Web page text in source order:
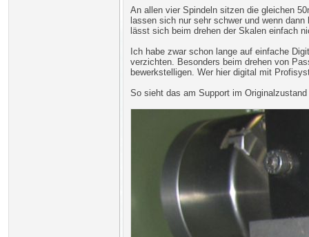
An allen vier Spindeln sitzen die gleichen
lassen sich nur sehr schwer und wenn
lässt sich beim drehen der Skalen einfach
Ich habe zwar schon lange auf einfache
verzichten. Besonders beim drehen von
bewerkstelligen. Wer hier digital mit
So sieht das am Support im